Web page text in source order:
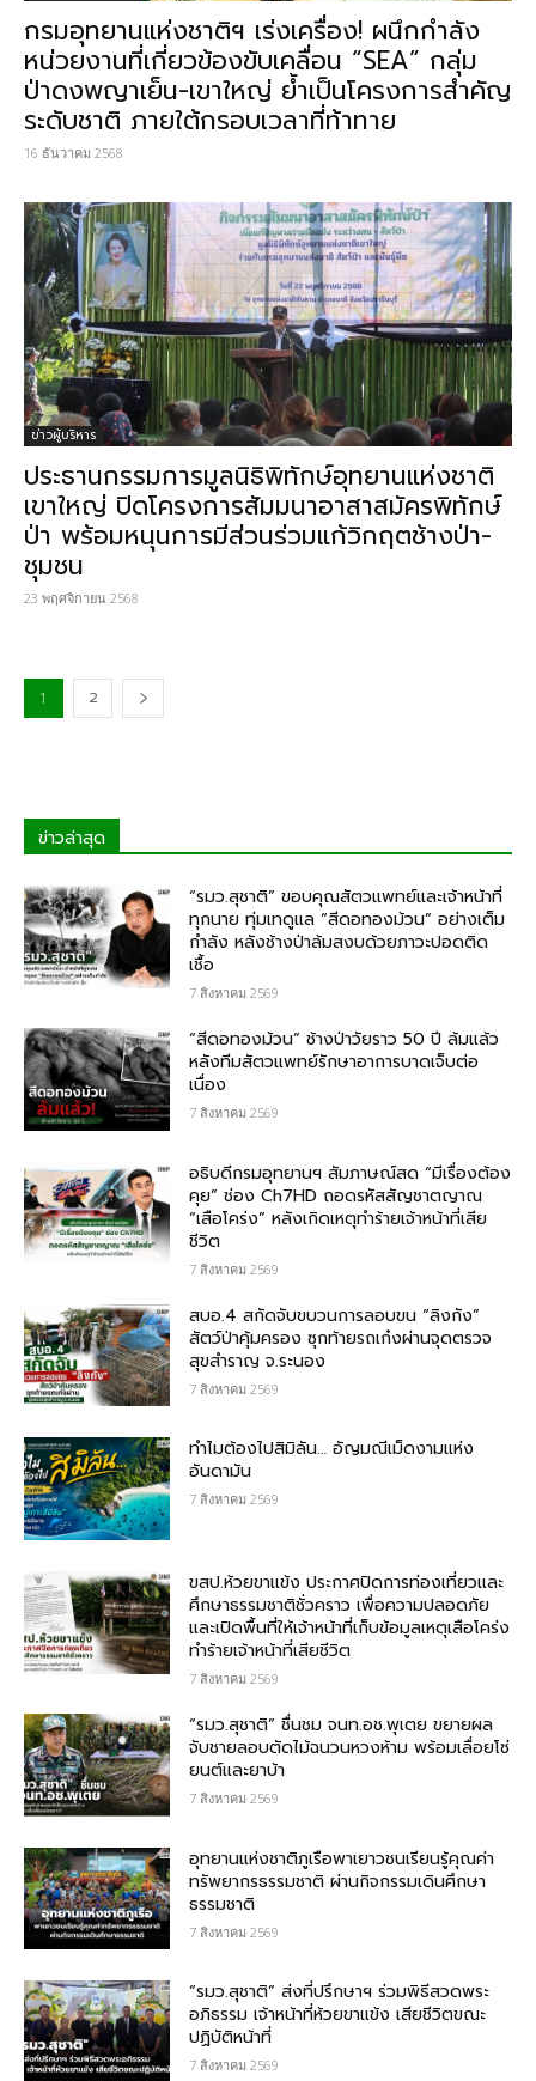
กรมอุทยานแห่งชาติฯ เร่งเครื่อง! ผนึกกำลัง
หน่วยงานที่เกี่ยวข้องขับเคลื่อน “SEA” กลุ่ม
ป่าดงพญาเย็น-เขาใหญ่ ย้ำเป็นโครงการสำคัญ
ระดับชาติ ภายใต้กรอบเวลาที่ท้าทาย
16 ธันวาคม 2568
ข่าวผู้บริหาร
ประธานกรรมการมูลนิธิพิทักษ์อุทยานแห่งชาติ
เขาใหญ่ ปิดโครงการสัมมนาอาสาสมัครพิทักษ์
ป่า พร้อมหนุนการมีส่วนร่วมแก้วิกฤตช้างป่า-
ชุมชน
23 พฤศจิกายน 2568
1 2
ข่าวล่าสุด
“รมว.สุชาติ” ขอบคุณสัตวแพทย์และเจ้าหน้าที่
ทุกนาย ทุ่มเทดูแล “สีดอทองม้วน” อย่างเต็ม
กำลัง หลังช้างป่าล้มสงบด้วยภาวะปอดติด
เชื้อ
7 สิงหาคม 2569
“สีดอทองม้วน” ช้างป่าวัยราว 50 ปี ล้มแล้ว
หลังทีมสัตวแพทย์รักษาอาการบาดเจ็บต่อ
เนื่อง
7 สิงหาคม 2569
อธิบดีกรมอุทยานฯ สัมภาษณ์สด “มีเรื่องต้อง
คุย” ช่อง Ch7HD ถอดรหัสสัญชาตญาณ
“เสือโคร่ง” หลังเกิดเหตุทำร้ายเจ้าหน้าที่เสีย
ชีวิต
7 สิงหาคม 2569
สบอ.4 สกัดจับขบวนการลอบขน “ลิงกัง”
สัตว์ป่าคุ้มครอง ซุกท้ายรถเก๋งผ่านจุดตรวจ
สุขสำราญ จ.ระนอง
7 สิงหาคม 2569
ทำไมต้องไปสิมิลัน… อัญมณีเม็ดงามแห่ง
อันดามัน
7 สิงหาคม 2569
ขสป.ห้วยขาแข้ง ประกาศปิดการท่องเที่ยวและ
ศึกษาธรรมชาติชั่วคราว เพื่อความปลอดภัย
และเปิดพื้นที่ให้เจ้าหน้าที่เก็บข้อมูลเหตุเสือโคร่ง
ทำร้ายเจ้าหน้าที่เสียชีวิต
7 สิงหาคม 2569
“รมว.สุชาติ” ชื่นชม​ จนท.อช.พุเตย​ ขยายผล
จับชายลอบตัดไม้ฉนวนหวงห้าม พร้อมเลื่อยโซ่
ยนต์และยาบ้า
7 สิงหาคม 2569
อุทยานแห่งชาติภูเรือพาเยาวชนเรียนรู้คุณค่า
ทรัพยากรธรรมชาติ ผ่านกิจกรรมเดินศึกษา
ธรรมชาติ
7 สิงหาคม 2569
“รมว.สุชาติ” ส่งที่ปรึกษาฯ ร่วมพิธีสวดพระ
อภิธรรม เจ้าหน้าที่ห้วยขาแข้ง เสียชีวิตขณะ
ปฏิบัติหน้าที่
7 สิงหาคม 2569